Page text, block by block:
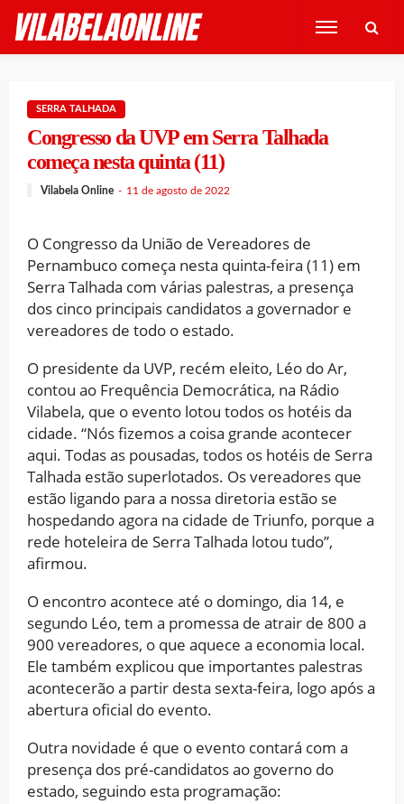
SERRA TALHADA
Congresso da UVP em Serra Talhada
começa nesta quinta (11)
Vilabela Online 11 de agosto de 2022
O Congresso da União de Vereadores de
Pernambuco começa nesta quinta-feira (11) em
Serra Talhada com várias palestras, a presença
dos cinco principais candidatos a governador e
vereadores de todo o estado.
O presidente da UVP, recém eleito, Léo do Ar,
contou ao Frequência Democrática, na Rádio
Vilabela, que o evento lotou todos os hotéis da
cidade. “Nós fizemos a coisa grande acontecer
aqui. Todas as pousadas, todos os hotéis de Serra
Talhada estão superlotados. Os vereadores que
estão ligando para a nossa diretoria estão se
hospedando agora na cidade de Triunfo, porque a
rede hoteleira de Serra Talhada lotou tudo”,
afirmou.
O encontro acontece até o domingo, dia 14, e
segundo Léo, tem a promessa de atrair de 800 a
900 vereadores, o que aquece a economia local.
Ele também explicou que importantes palestras
acontecerão a partir desta sexta-feira, logo após a
abertura oficial do evento.
Outra novidade é que o evento contará com a
presença dos pré-candidatos ao governo do
estado, seguindo esta programação: